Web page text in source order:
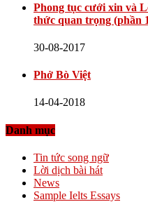
Phong tục cưới xin và
thức quan trọng (phần
30-08-2017
Phở Bò Việt
14-04-2018
Danh mục
Tin tức song ngữ
Lời dịch bài hát
News
Sample Ielts Essays